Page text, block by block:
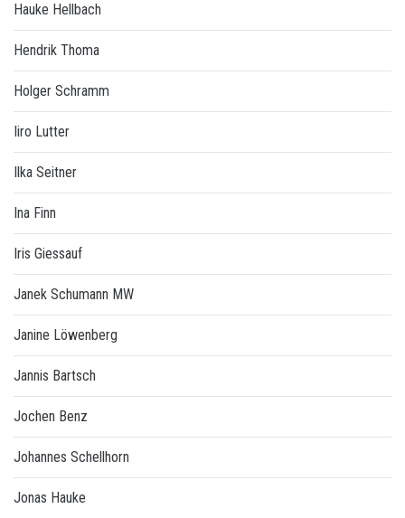
Hauke Hellbach
Hendrik Thoma
Holger Schramm
Iiro Lutter
Ilka Seitner
Ina Finn
Iris Giessauf
Janek Schumann MW
Janine Löwenberg
Jannis Bartsch
Jochen Benz
Johannes Schellhorn
Jonas Hauke